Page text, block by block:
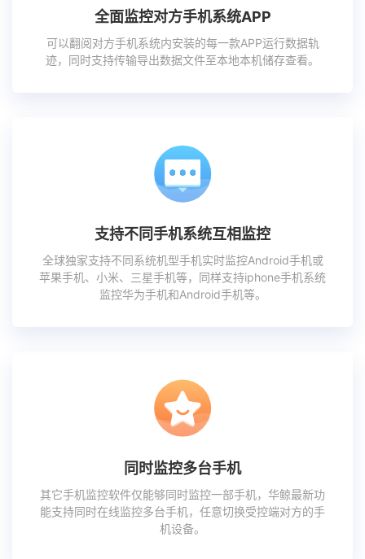
全面监控对方手机系统APP
可以翻阅对方手机系统内安装的每一款APP运行数据轨
迹，同时支持传输导出数据文件至本地本机储存查看。
支持不同手机系统互相监控
全球独家支持不同系统机型手机实时监控Android手机或
苹果手机、小米、三星手机等，同样支持iphone手机系统
监控华为手机和Android手机等。
同时监控多台手机
其它手机监控软件仅能够同时监控一部手机，华鲸最新功
能支持同时在线监控多台手机，任意切换受控端对方的手
机设备。